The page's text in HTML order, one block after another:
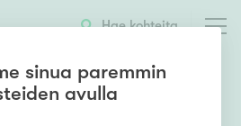
Hae kohteita
sinua paremmin
avulla